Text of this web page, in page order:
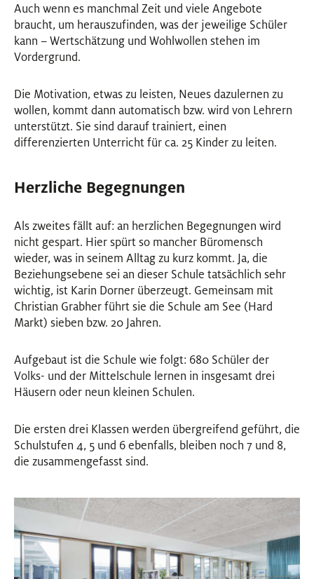
Auch wenn es manchmal Zeit und viele Angebote
braucht, um herauszufinden, was der jeweilige Schüler
kann – Wertschätzung und Wohlwollen stehen im
Vordergrund.
Die Motivation, etwas zu leisten, Neues dazulernen zu
wollen, kommt dann automatisch bzw. wird von Lehrern
unterstützt. Sie sind darauf trainiert, einen
differenzierten Unterricht für ca. 25 Kinder zu leiten.
Herzliche Begegnungen
Als zweites fällt auf: an herzlichen Begegnungen wird
nicht gespart. Hier spürt so mancher Büromensch
wieder, was in seinem Alltag zu kurz kommt. Ja, die
Beziehungsebene sei an dieser Schule tatsächlich sehr
wichtig, ist Karin Dorner überzeugt. Gemeinsam mit
Christian Grabher führt sie die Schule am See (Hard
Markt) sieben bzw. 20 Jahren.
Aufgebaut ist die Schule wie folgt: 680 Schüler der
Volks- und der Mittelschule lernen in insgesamt drei
Häusern oder neun kleinen Schulen.
Die ersten drei Klassen werden übergreifend geführt, die
Schulstufen 4, 5 und 6 ebenfalls, bleiben noch 7 und 8,
die zusammengefasst sind.